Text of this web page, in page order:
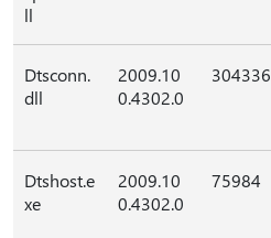
ll
Dtsconn.
dll
2009.10
0.4302.0
304336
Dtshost.e
xe
2009.10
0.4302.0
75984